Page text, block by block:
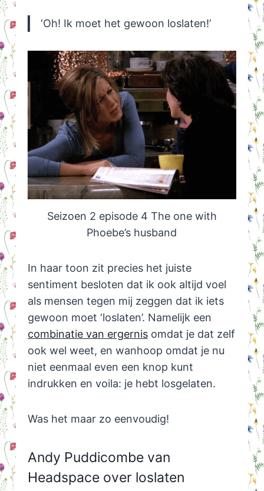
‘Oh! Ik moet het gewoon loslaten!’
Seizoen 2 episode 4 The one with
Phoebe’s husband
In haar toon zit precies het juiste
sentiment besloten dat ik ook altijd voel
als mensen tegen mij zeggen dat ik iets
gewoon moet ‘loslaten’. Namelijk een
combinatie van ergernisomdat je dat zelf
ook wel weet, en wanhoop omdat je nu
niet eenmaal even een knop kunt
indrukken en voila: je hebt losgelaten.
Was het maar zo eenvoudig!
Andy Puddicombe van
Headspace over loslaten